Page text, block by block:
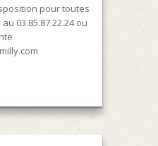
pour toutes
03.85.87.22.24 ou